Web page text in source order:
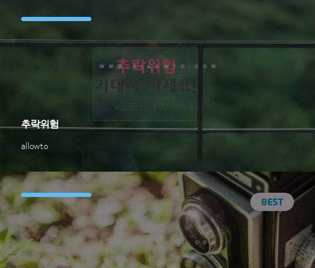
allowto
추락위험